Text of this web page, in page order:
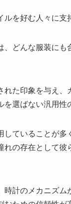
を好む人々に支
、どんな服装に
た印象を与え
選ばない汎用性
ていることが
れの存在として
時計のメカニズ